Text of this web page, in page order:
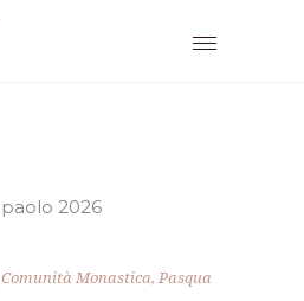
Comunità Monastica, Pasqua